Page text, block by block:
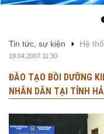
Tin tức, sự kiện Hệ
19.04.2007 11:30
ĐÀO TẠO BỒI DƯỠNG
NHÂN DÂN TẠI TỈNH